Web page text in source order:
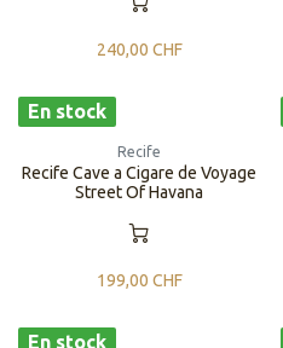
240,00 CHF
En stock
Recife
Recife Cave a Cigare de Voyage
Street Of Havana
199,00 CHF
En stock